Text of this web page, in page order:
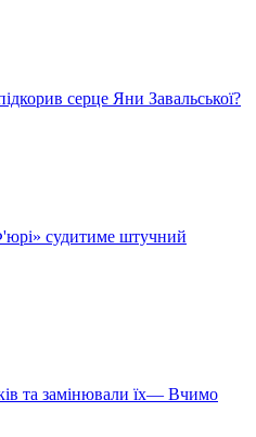
серце Яни Завальської?
судитиме штучний
та замінювали їх— Вчимо